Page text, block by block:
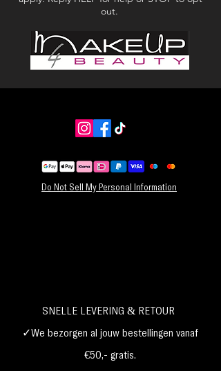
out.
Do Not Sell My Personal Information
SNELLE LEVERING & RETOUR
✓We bezorgen al jouw bestellingen vanaf
€50,- gratis.